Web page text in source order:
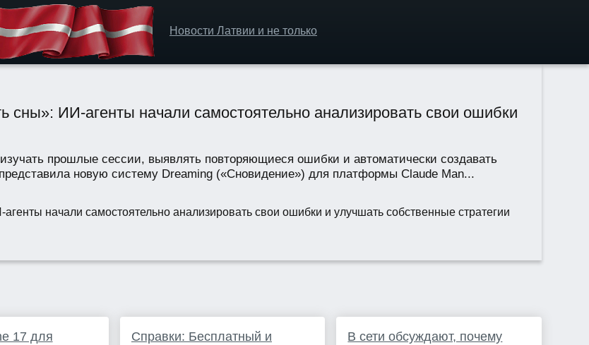
Новости Латвии и не только
сны»: ИИ-агенты начали самостоятельно анализировать свои ошибки
прошлые сессии, выявлять повторяющиеся ошибки и автоматически создавать
новую систему Dreaming («Сновидение») для платформы Claude Man...
17 для
Справки: Бесплатный и
В сети обсуждают, почему